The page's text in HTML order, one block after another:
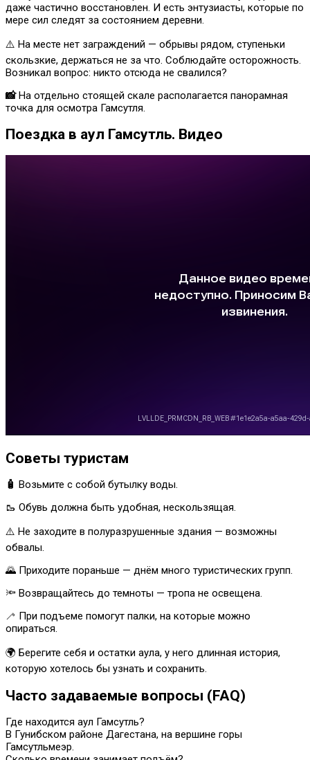
даже частично восстановлен. И есть энтузиасты, которые по
мере сил следят за состоянием деревни.
⚠️ На месте нет заграждений — обрывы рядом, ступеньки
скользкие, держаться не за что. Соблюдайте осторожность.
Возникал вопрос: никто отсюда не свалился?
📸На отдельно стоящей скале располагается панорамная
точка для осмотра Гамсутля.
Поездка в аул Гамсутль. Видео
Советы туристам
🧴 Возьмите с собой бутылку воды.
🥾 Обувь должна быть удобная, нескользящая.
⚠️ Не заходите в полуразрушенные здания — возможны
обвалы.
🌄 Приходите пораньше — днём много туристических групп.
🔦 Возвращайтесь до темноты — тропа не освещена.
🦯 При подъеме помогут палки, на которые можно
опираться.
🌍 Берегите себя и остатки аула, у него длинная история,
которую хотелось бы узнать и сохранить.
Часто задаваемые вопросы (FAQ)
Где находится аул Гамсутль?
В Гунибском районе Дагестана, на вершине горы
Гамсутльмеэр.